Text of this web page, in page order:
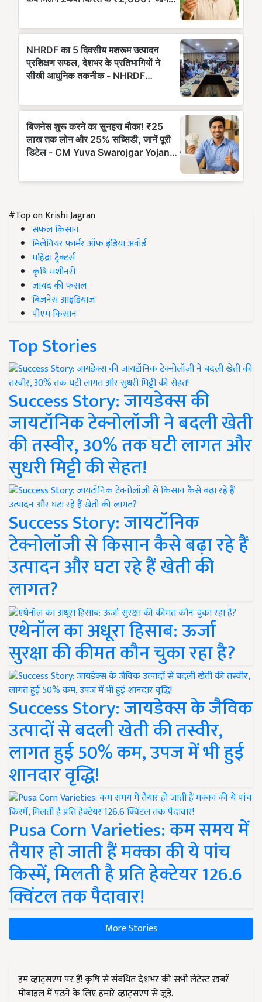
#Top on Krishi Jagran
सफल किसान
मिलेनियर फार्मर ऑफ इंडिया अवॉर्ड
महिंद्रा ट्रैक्टर्स
कृषि मशीनरी
जायद की फसल
बिज़नेस आइडियाज
पीएम किसान
Top Stories
Success Story: जायडेक्स की
जायटॉनिक टेक्नोलॉजी ने बदली खेती
की तस्वीर, 30% तक घटी लागत और
सुधरी मिट्टी की सेहत!
Success Story: जायटॉनिक
टेक्नोलॉजी से किसान कैसे बढ़ा रहे हैं
उत्पादन और घटा रहे हैं खेती की
लागत?
एथेनॉल का अधूरा हिसाब: ऊर्जा
सुरक्षा की कीमत कौन चुका रहा है?
Success Story: जायडेक्स के जैविक
उत्पादों से बदली खेती की तस्वीर,
लागत हुई 50% कम, उपज में भी हुई
शानदार वृद्धि!
Pusa Corn Varieties: कम समय में
तैयार हो जाती हैं मक्का की ये पांच
किस्में, मिलती है प्रति हेक्टेयर 126.6
क्विंटल तक पैदावार!
More Stories
हम व्हाट्सएप पर हैं! कृषि से संबंधित देशभर की सभी लेटेस्ट ख़बरें
मोबाइल में पढ़ने के लिए हमारे व्हाट्सएप से जुड़ें.